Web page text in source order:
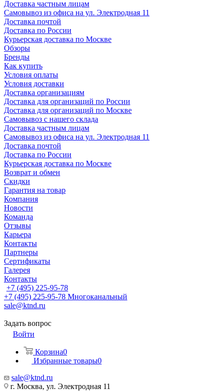
Доставка частным лицам
Самовывоз из офиса на ул. Электродная 11
Доставка почтой
Доставка по России
Курьерская доставка по Москве
Обзоры
Бренды
Как купить
Условия оплаты
Условия доставки
Доставка организациям
Доставка для организаций по России
Доставка для организаций по Москве
Самовывоз с нашего склада
Доставка частным лицам
Самовывоз из офиса на ул. Электродная 11
Доставка почтой
Доставка по России
Курьерская доставка по Москве
Возврат и обмен
Скидки
Гарантия на товар
Компания
Новости
Команда
Отзывы
Карьера
Контакты
Партнеры
Сертификаты
Галерея
Контакты
+7 (495) 225-95-78
+7 (495) 225-95-78 Многоканальный
sale@ktnd.ru
Задать вопрос
Войти
Корзина0
Избранные товары0
sale@ktnd.ru
г. Москва, ул. Электродная 11